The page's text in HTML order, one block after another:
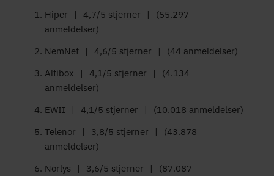
Hiper | 4,7/5 stjerner |
(55.297
anmeldelser)
NemNet
| 4,6/5 stjerner |
(44 anmeldelser)
Altibox
| 4,1/5 stjerner |
(4.134
anmeldelser)
EWII
| 4,1/5 stjerner |
(10.018 anmeldelser)
Telenor
| 3,8/5 stjerner |
(43.878
anmeldelser)
Norlys
| 3,6/5 stjerner |
(87.087